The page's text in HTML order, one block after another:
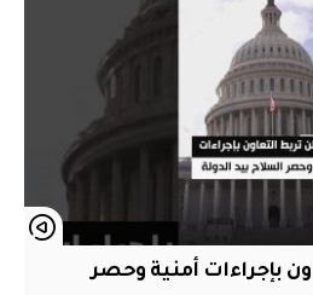
بإجراءات أمنية وحصر